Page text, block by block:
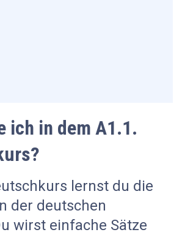
ich in dem A1.1.
lernst du die
der deutschen
wirst einfache Sätze